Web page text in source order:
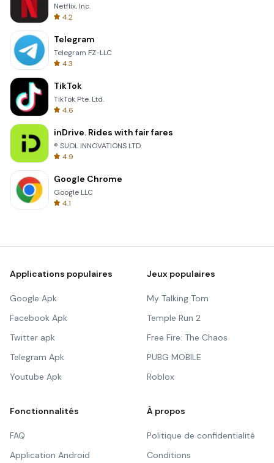
Netflix, Inc.
4.2
Telegram
Telegram FZ-LLC
4.3
TikTok
TikTok Pte. Ltd.
4.6
inDrive. Rides with fair fares
® SUOL INNOVATIONS LTD
4.9
Google Chrome
Google LLC
4.1
Applications populaires
Google Apk
Facebook Apk
Twitter apk
Telegram Apk
Youtube Apk
Jeux populaires
My Talking Tom
Temple Run 2
Free Fire: The Chaos
PUBG MOBILE
Roblox
Fonctionnalités
FAQ
Application Android
À propos
Politique de confidentialité
Conditions